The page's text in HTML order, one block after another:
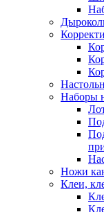
Наборы
Ножи
Клеи,